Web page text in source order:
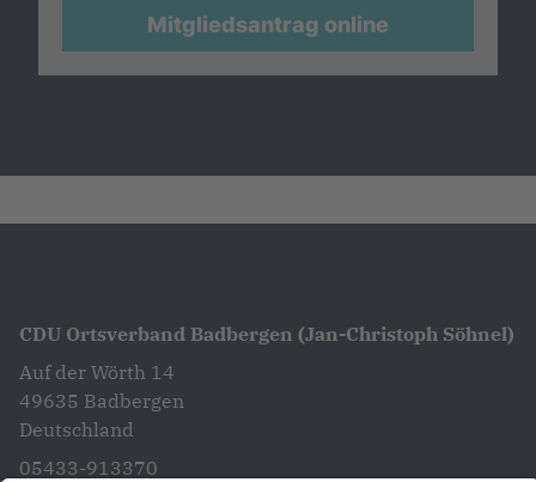
Mitgliedsantrag online
CDU Ortsverband Badbergen (Jan-Christoph Söhnel)
Auf der Wörth 14
49635 Badbergen
Deutschland
05433-913370